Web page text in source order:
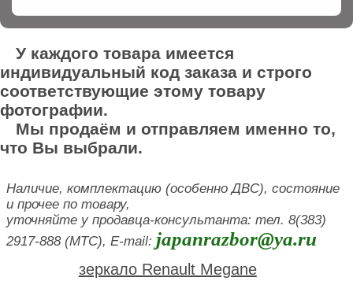
У каждого товара имеется
индивидуальный код заказа и строго
соответствующие этому товару
фотографии.
Мы продаём и отправляем именно то,
что Вы выбрали.
Наличие, комплектацию (особенно ДВС), состояние
и прочее по товару,
уточняйте у продавца-консультанта: тел. 8(383)
2917-888 (МТС), E-mail: japanrazbor@ya.ru
зеркало Renault Megane